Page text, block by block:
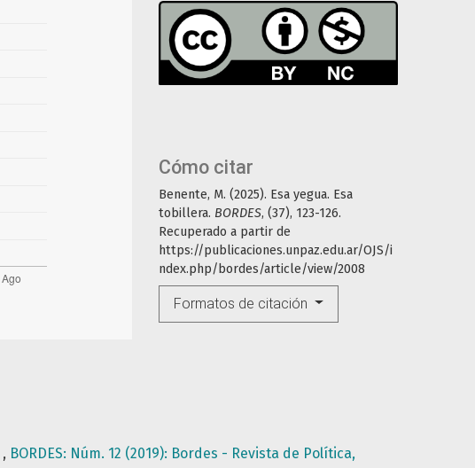
Cómo citar
Benente, M. (2025). Esa yegua. Esa
tobillera. BORDES, (37), 123-126.
Recuperado a partir de
https://publicaciones.unpaz.edu.ar/OJS/i
ndex.php/bordes/article/view/2008
Formatos de citación
, BORDES: Núm. 12 (2019): Bordes - Revista de Política,